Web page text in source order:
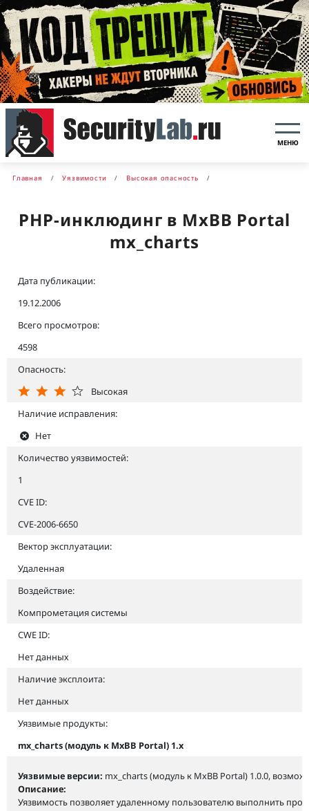
МЕНЮ
Главная Уязвимости Высокая опасность
PHP-инклюдинг в MxBB Portal
mx_charts
Дата публикации:
19.12.2006
Всего просмотров:
4598
Опасность:
Высокая
Наличие исправления:
Нет
Количество уязвимостей:
1
CVE ID:
CVE-2006-6650
Вектор эксплуатации:
Удаленная
Воздействие:
Компрометация системы
CWE ID:
Нет данных
Наличие эксплоита:
Нет данных
Уязвимые продукты:
mx_charts (модуль к MxBB Portal) 1.x
Уязвимые версии: mx_charts (модуль к MxBB Portal) 1.0.0,
Описание:
Уязвимость позволяет удаленному пользователю выполнить